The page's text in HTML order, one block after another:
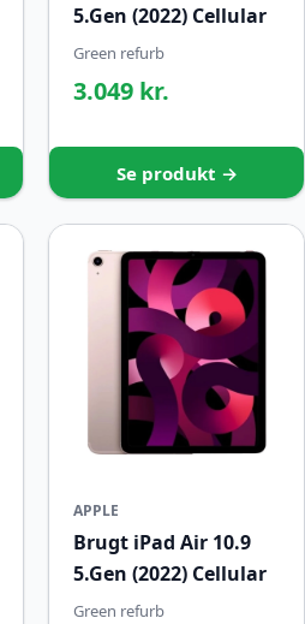
5.Gen (2022) Cellular
Green refurb
3.049 kr.
Se produkt →
APPLE
Brugt iPad Air 10.9
5.Gen (2022) Cellular
Green refurb